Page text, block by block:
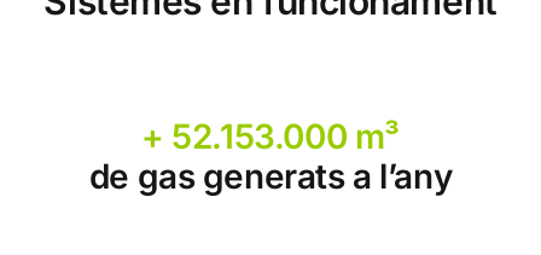
+ 52.153.000 m³
de gas generats a l’any